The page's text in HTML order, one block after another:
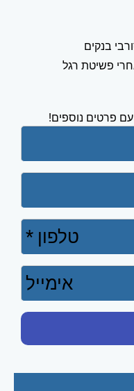
בנקים
פשיטת רגל
פרטים נוספים!